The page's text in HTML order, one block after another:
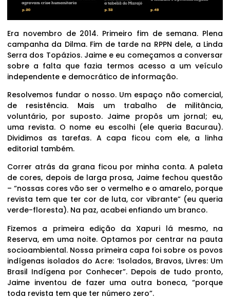
Era novembro de 2014. Primeiro fim de semana. Plena
campanha da Dilma. Fim de tarde na RPPN dele, a Linda
Serra dos Topázios. Jaime e eu começamos a conversar
sobre a falta que fazia termos acesso a um veículo
independente e democrático de informação.
Resolvemos fundar o nosso. Um espaço não comercial,
de resistência. Mais um trabalho de militância,
voluntário, por suposto. Jaime propôs um jornal; eu,
uma revista. O nome eu escolhi (ele queria Bacurau).
Dividimos as tarefas. A capa ficou com ele, a linha
editorial também.
Correr atrás da grana ficou por minha conta. A paleta
de cores, depois de larga prosa, Jaime fechou questão
– “nossas cores vão ser o vermelho e o amarelo, porque
revista tem que ter cor de luta, cor vibrante” (eu queria
verde-floresta). Na paz, acabei enfiando um branco.
Fizemos a primeira edição da Xapuri lá mesmo, na
Reserva, em uma noite. Optamos por centrar na pauta
socioambiental. Nossa primeira capa foi sobre os povos
indígenas isolados do Acre: ‘Isolados, Bravos, Livres: Um
Brasil Indígena por Conhecer”. Depois de tudo pronto,
Jaime inventou de fazer uma outra boneca, “porque
toda revista tem que ter número zero”.